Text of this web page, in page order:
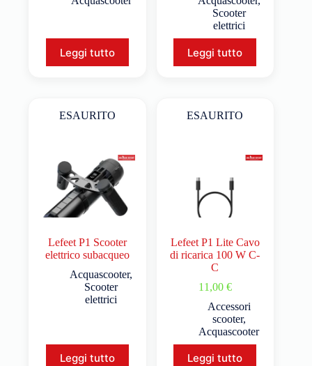
Leggi tutto
Scooter
elettrici
Leggi tutto
ESAURITO
Lefeet P1 Scooter
elettrico subacqueo
Acquascooter,
Scooter
elettrici
Leggi tutto
ESAURITO
Lefeet P1 Lite Cavo
di ricarica 100 W C-
C
11,00 €
Accessori
scooter,
Acquascooter
Leggi tutto